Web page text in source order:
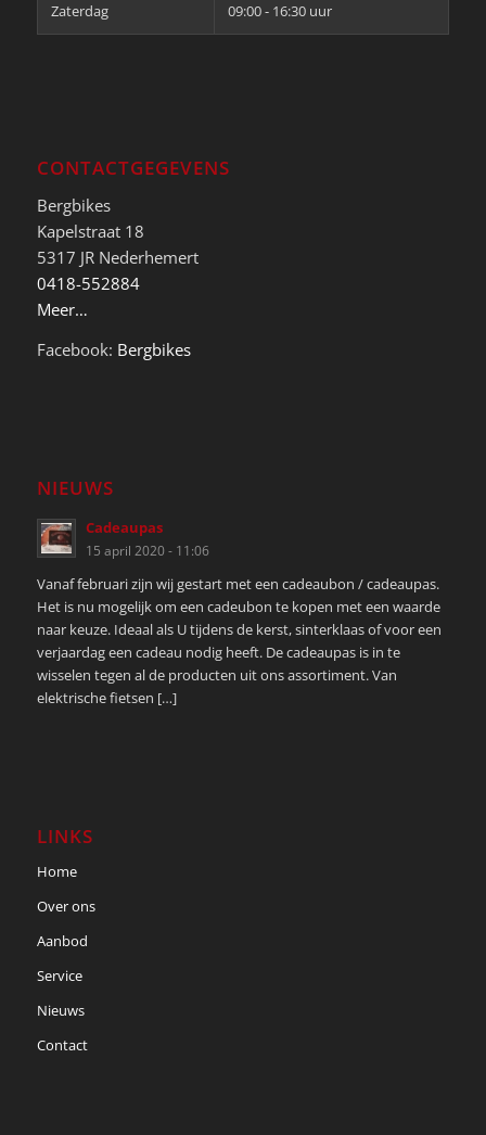
Zaterdag 09:00 - 16:30 uur
CONTACTGEGEVENS
Bergbikes
Kapelstraat 18
5317 JR Nederhemert
0418-552884
Meer…
Facebook: Bergbikes
NIEUWS
Cadeaupas
15 april 2020 - 11:06
Vanaf februari zijn wij gestart met een cadeaubon / cadeaupas.
Het is nu mogelijk om een cadeubon te kopen met een waarde
naar keuze. Ideaal als U tijdens de kerst, sinterklaas of voor een
verjaardag een cadeau nodig heeft. De cadeaupas is in te
wisselen tegen al de producten uit ons assortiment. Van
elektrische fietsen […]
LINKS
Home
Over ons
Aanbod
Service
Nieuws
Contact